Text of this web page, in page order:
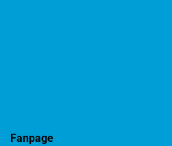
Fanpage